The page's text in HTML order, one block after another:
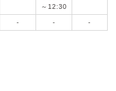
～12:30
- - -